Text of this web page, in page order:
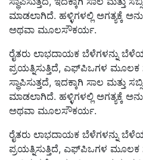
ಮಾಡಲಾಗಿದೆ. ಹಳ್ಳಿಗಳಲ್ಲಿ ಅಗತ್ಯಕ್ಕೆ
ಅಥವಾ ಮೂಲಸೌಕರ್ಯ.
ರೈತರು ಲಾಭದಾಯಕ ಬೆಳೆಗಳನ್ನು
ಪ್ರಯತ್ನಿಸುತ್ತಿದೆ, ಎಫ್‌ಪಿಒಗಳ ಮೂಲಕ
ಸ್ಥಾಪಿಸುತ್ತದೆ, ಇದಕ್ಕಾಗಿ ಸಾಲ ಮತ್ತು
ಮಾಡಲಾಗಿದೆ. ಹಳ್ಳಿಗಳಲ್ಲಿ ಅಗತ್ಯಕ್ಕೆ
ಅಥವಾ ಮೂಲಸೌಕರ್ಯ.
ರೈತರು ಲಾಭದಾಯಕ ಬೆಳೆಗಳನ್ನು
ಪ್ರಯತ್ನಿಸುತ್ತಿದೆ, ಎಫ್‌ಪಿಒಗಳ ಮೂಲಕ